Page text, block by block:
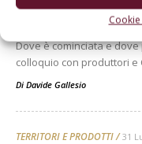
Dove è cominciata e
colloquio con produttori e
Di Davide Gallesio
TERRITORI E PRODOTTI 31